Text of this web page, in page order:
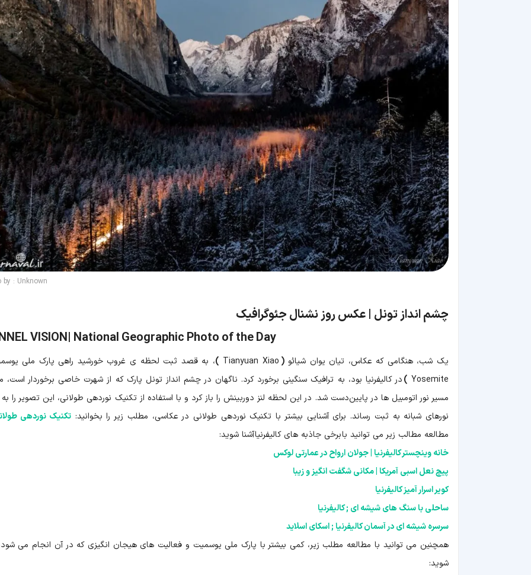
by : Unknown
چشم انداز تونل | عکس روز نشنال جئوگرافیک
VISION| National Geographic Photo of the Day
یک شب، هنگامی که عکاس، تیان یوان شیائو(
)، به قصد ثبت لحظه ی غروب خورشید راهی پارک ملی
Yosemite
)در کالیفرنیا بود، به ترافیک سنگینی برخورد کرد. ناگهان در چشم انداز تونل پارک که از شهرت خاصی برخوردار است،
مسیر نور اتومبیل ها در پایین‌دست شد. در این لحظه لنز دوربینش را باز کرد و با استفاده از تکنیک نوردهی طولانی، این تصویر را
نورهای شبانه به ثبت رساند. برای آشنایی بیشتر با تکنیک نوردهی طولانی در عکاسی، مطلب زیر را بخوانید:تکنیک نوردهی
مطالعه مطالب زیر می توانید با برخی جاذبه های کالیفرنیا آشنا شوید:
خانه وینچستر کالیفرنیا | جولان ارواح در عمارتی لوکس
پیچ نعل اسبی آمریکا | مکانی شگفت انگیز و زیبا
کویر اسرار آمیز کالیفرنیا
ساحلی با سنگ های شیشه ای ; کالیفرنیا
سرسره شیشه ای در آسمان کالیفرنیا ; اسکای اسلاید
همچنین می توانید با مطالعه مطلب زیر، کمی بیشتر با پارک ملی یوسمیت و فعالیت های هیجان انگیزی که در آن انجام می
شوید: